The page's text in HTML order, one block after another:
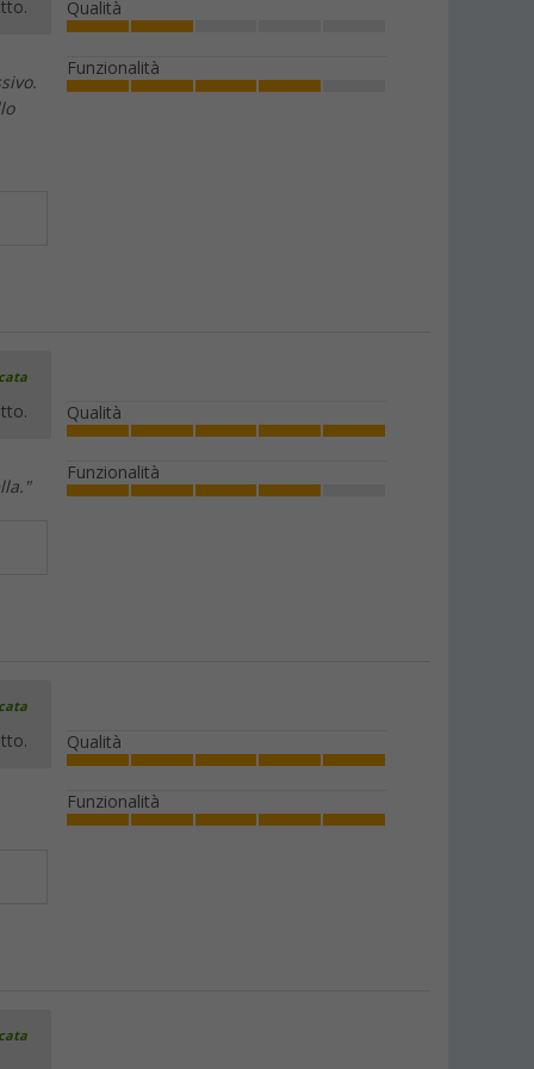
Qualità
Funzionalità
Qualità
Funzionalità
Qualità
Funzionalità